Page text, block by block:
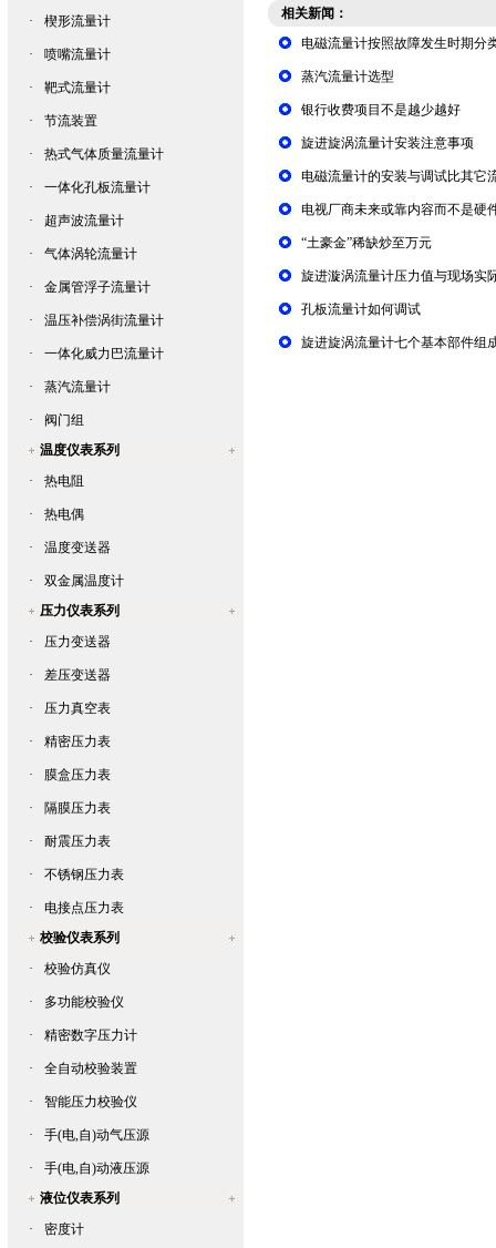
· 楔形流量计
· 喷嘴流量计
· 靶式流量计
· 节流装置
· 热式气体质量流量计
· 一体化孔板流量计
· 超声波流量计
· 气体涡轮流量计
· 金属管浮子流量计
· 温压补偿涡街流量计
· 一体化威力巴流量计
· 蒸汽流量计
·
阀门组
温度仪表系列
·
热电阻
· 热电偶
· 温度变送器
·
双金属温度计
压力仪表系列
·
压力变送器
· 差压变送器
· 压力真空表
· 精密压力表
· 膜盒压力表
· 隔膜压力表
· 耐震压力表
· 不锈钢压力表
·
电接点压力表
校验仪表系列
·
校验仿真仪
· 多功能校验仪
· 精密数字压力计
· 全自动校验装置
· 智能压力校验仪
· 手(电,自)动气压源
·
手(电,自)动液压源
液位仪表系列
·
密度计
相关新闻：
电磁流量计按照故障发生时期分
蒸汽流量计选型
银行收费项目不是越少越好
旋进旋涡流量计安装注意事项
电磁流量计的安装与调试比其它
电视厂商未来或靠内容而不是硬
“土豪金”稀缺炒至万元
旋进漩涡流量计压力值与现场实
孔板流量计如何调试
旋进旋涡流量计七个基本部件组